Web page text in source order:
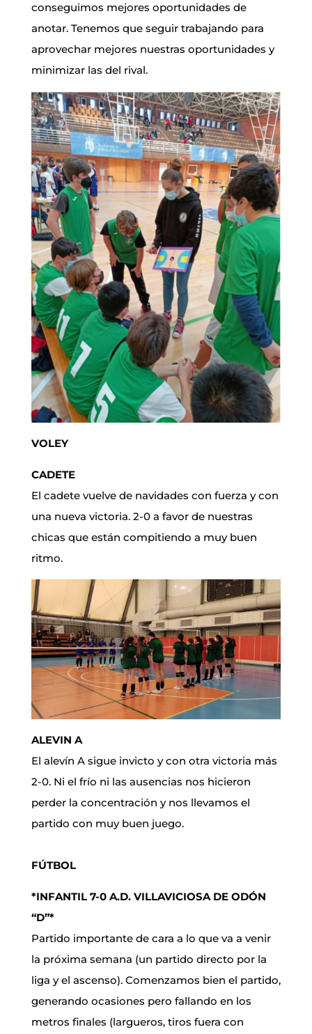
conseguimos mejores oportunidades de
anotar. Tenemos que seguir trabajando para
aprovechar mejores nuestras oportunidades y
minimizar las del rival.
VOLEY
CADETE
El cadete vuelve de navidades con fuerza y con
una nueva victoria. 2-0 a favor de nuestras
chicas que están compitiendo a muy buen
ritmo.
ALEVIN A
El alevín A sigue invicto y con otra victoria más
2-0. Ni el frío ni las ausencias nos hicieron
perder la concentración y nos llevamos el
partido con muy buen juego.
FÚTBOL
*INFANTIL 7-0 A.D. VILLAVICIOSA DE ODÓN
“D”*
Partido importante de cara a lo que va a venir
la próxima semana (un partido directo por la
liga y el ascenso). Comenzamos bien el partido,
generando ocasiones pero fallando en los
metros finales (largueros, tiros fuera con